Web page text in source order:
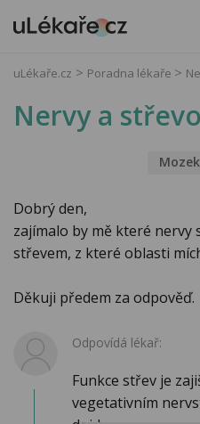
uLékaře.cz Poradna lékaře
Nervy a střevo
Dobrý den,
zajímalo by mě které nervy
střevem, z které oblasti
Děkuji předem za odpověď.
Odpovídá lékař:
Funkce střev je
vegetativním